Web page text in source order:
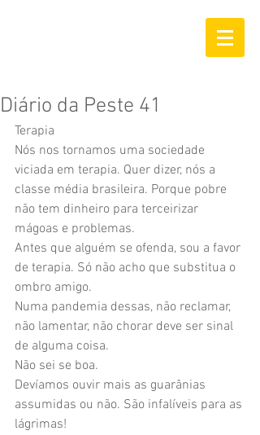
Diário da Peste 41
Terapia
Nós nos tornamos uma sociedade
viciada em terapia. Quer dizer, nós a
classe média brasileira. Porque pobre
não tem dinheiro para terceirizar
mágoas e problemas.
Antes que alguém se ofenda, sou a favor
de terapia. Só não acho que substitua o
ombro amigo.
Numa pandemia dessas, não reclamar,
não lamentar, não chorar deve ser sinal
de alguma coisa.
Não sei se boa.
Devíamos ouvir mais as guarânias
assumidas ou não. São infalíveis para as
lágrimas!